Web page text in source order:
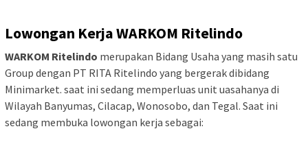
Lowongan Kerja WARKOM Ritelindo
WARKOM Ritelindo merupakan Bidang Usaha yang masih satu
Group dengan PT RITA Ritelindo yang bergerak dibidang
Minimarket. saat ini sedang memperluas unit uasahanya di
Wilayah Banyumas, Cilacap, Wonosobo, dan Tegal. Saat ini
sedang membuka lowongan kerja sebagai: